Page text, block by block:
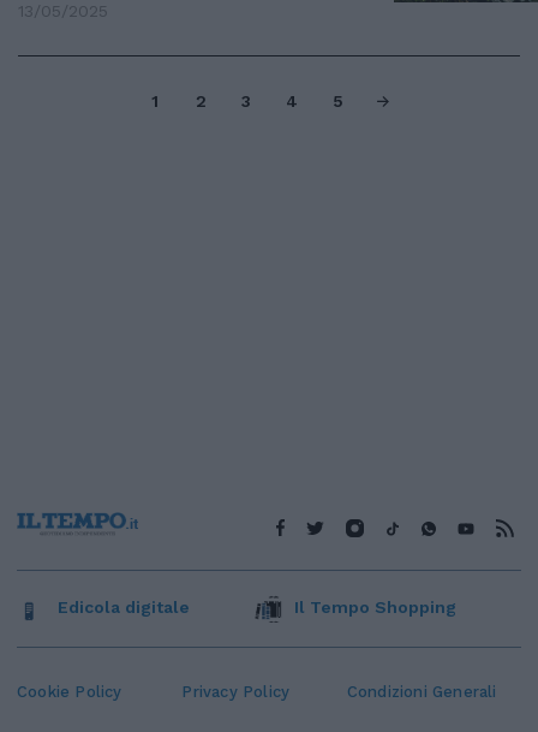
13/05/2025
1 2 3 4 5
Cookie Policy Privacy Policy Condizioni Generali
Edicola digitale Il Tempo Shopping